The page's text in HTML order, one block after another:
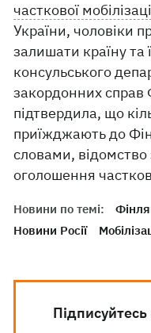
часткової
України, чоловіки
залишати країну та
консульського
закордонних справ
підтвердила, що
приїжджають до
словами, відомство
оголошення
Новини по темі:
Новини Росії